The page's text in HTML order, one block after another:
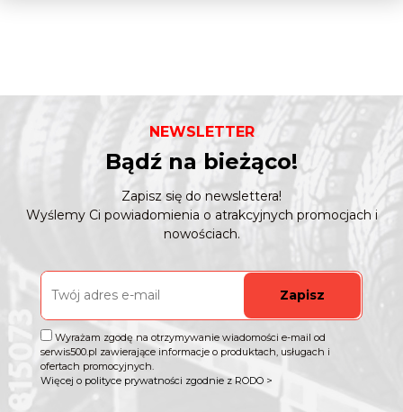
NEWSLETTER
Bądź na bieżąco!
Zapisz się do newslettera!
Wyślemy Ci powiadomienia o atrakcyjnych promocjach i
nowościach.
Zapisz
Wyrażam zgodę na otrzymywanie wiadomości e-mail od
serwis500.pl zawierające informacje o produktach, usługach i
ofertach promocyjnych.
Więcej o polityce prywatności zgodnie z RODO >